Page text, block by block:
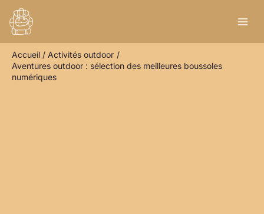
contenu
Accueil
Activités outdoor
Aventures outdoor : sélection des meilleures boussoles
numériques
e
h
e